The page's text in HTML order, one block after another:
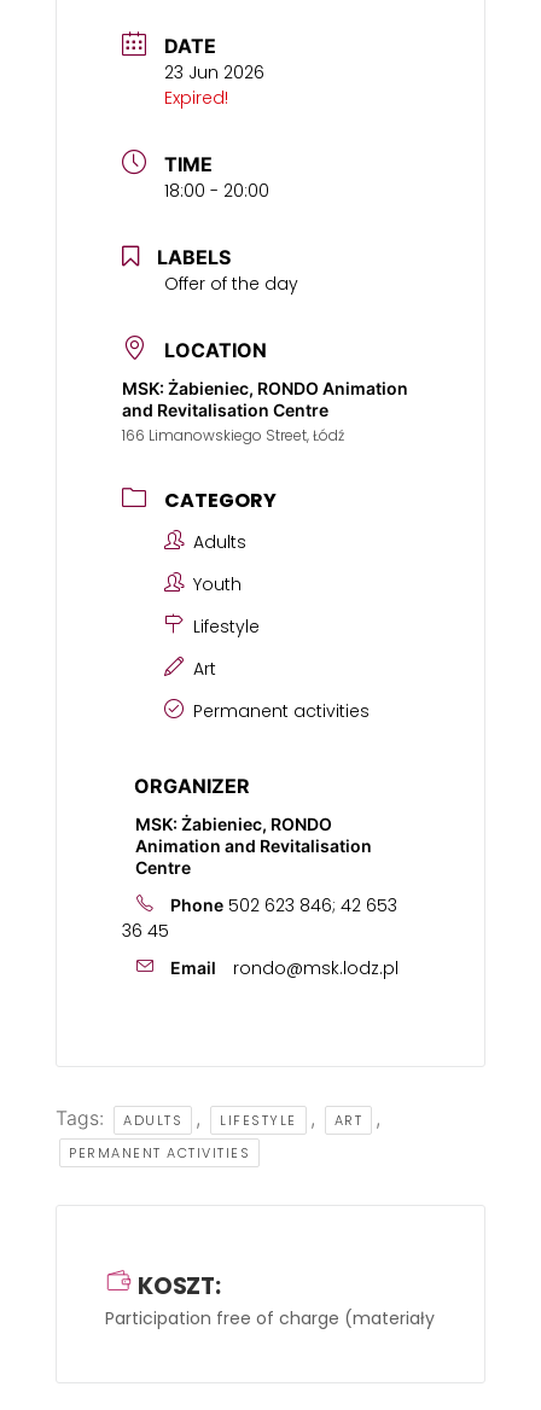
DATE
23 Jun 2026
Expired!
TIME
18:00 - 20:00
LABELS
Offer of the day
LOCATION
MSK: Żabieniec, RONDO Animation
and Revitalisation Centre
166 Limanowskiego Street, Łódź
CATEGORY
Adults
Youth
Lifestyle
Art
Permanent activities
ORGANIZER
MSK: Żabieniec, RONDO
Animation and Revitalisation
Centre
Phone 502 623 846; 42 653
36 45
Email rondo@msk.lodz.pl
Tags: ADULTS , LIFESTYLE , ART ,
PERMANENT ACTIVITIES
KOSZT:
Participation free of charge (materiały we